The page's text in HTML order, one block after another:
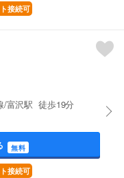
接続可
/富沢駅 徒歩19分
無料
接続可